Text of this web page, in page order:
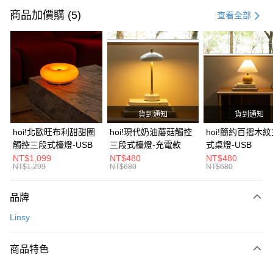
信用卡一次付款
信用卡分期付款
3 期 0 利率 每期 21家銀行
合作金庫商業銀行
第一商業銀行
華南商業銀行
彰化商業銀行
上海商業儲蓄銀行
台北富邦商業銀行
國泰世華商業銀行
兆豐國際商業銀行
臺灣中小企業銀行
台中商業銀行
匯豐（台灣）商業銀行
華泰商業銀行
聯邦商業銀行
遠東國際商業銀行
元大商業銀行
台灣樂天信用卡公司
6 期 0 利率 每期NT$796 21家銀行
合作金庫商業銀行
第一商業銀行
華南商業銀行
彰化商業銀行
上海商業儲蓄銀行
台北富邦商業銀行
國泰世華商業銀行
兆豐國際商業銀行
臺灣中小企業銀行
台中商業銀行
匯豐（台灣）商業銀行
聯邦商業銀行
玉山商業銀行
台灣樂天信用卡公司
LINE Pay
Apple Pay
街口支付
AFTEE先享後付
【關於「AFTEE先享後付」】
AFTEE先享後付是「在收到商品之後才付款」的支付方式。 讓您購物簡單
便利好安心！
３．安心：先確認商品／服務後，再付款。
每筆NT$99，滿NT$799(含以上)免運費
商品加價購 (5) 查看全部
hoi!北歐旺布利甜甜圈
觸控三段式檯燈-USB
NT$1,099
NT$1,299
貨到通知
hoi!現代奶油蘑菇觸控
三段式檯燈-充電款
NT$480
NT$680
貨到通知
hoi!簡約百摺木
式桌燈-USB
NT$480
NT$680
品牌
Linsy
商品特色